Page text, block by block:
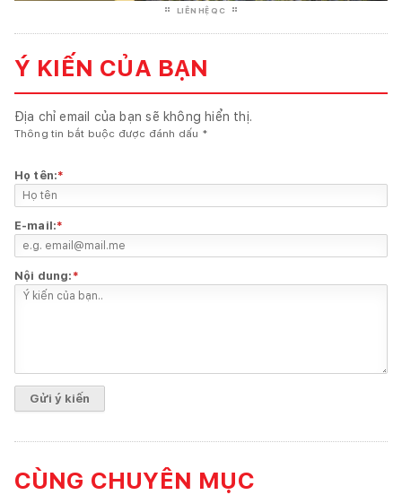
LIÊN HỆ QC
Ý KIẾN CỦA BẠN
Địa chỉ email của bạn sẽ không hiển thị.
Thông tin bắt buộc được đánh dấu *
Họ tên:*
E-mail:*
Nội dung: *
CÙNG CHUYÊN MỤC